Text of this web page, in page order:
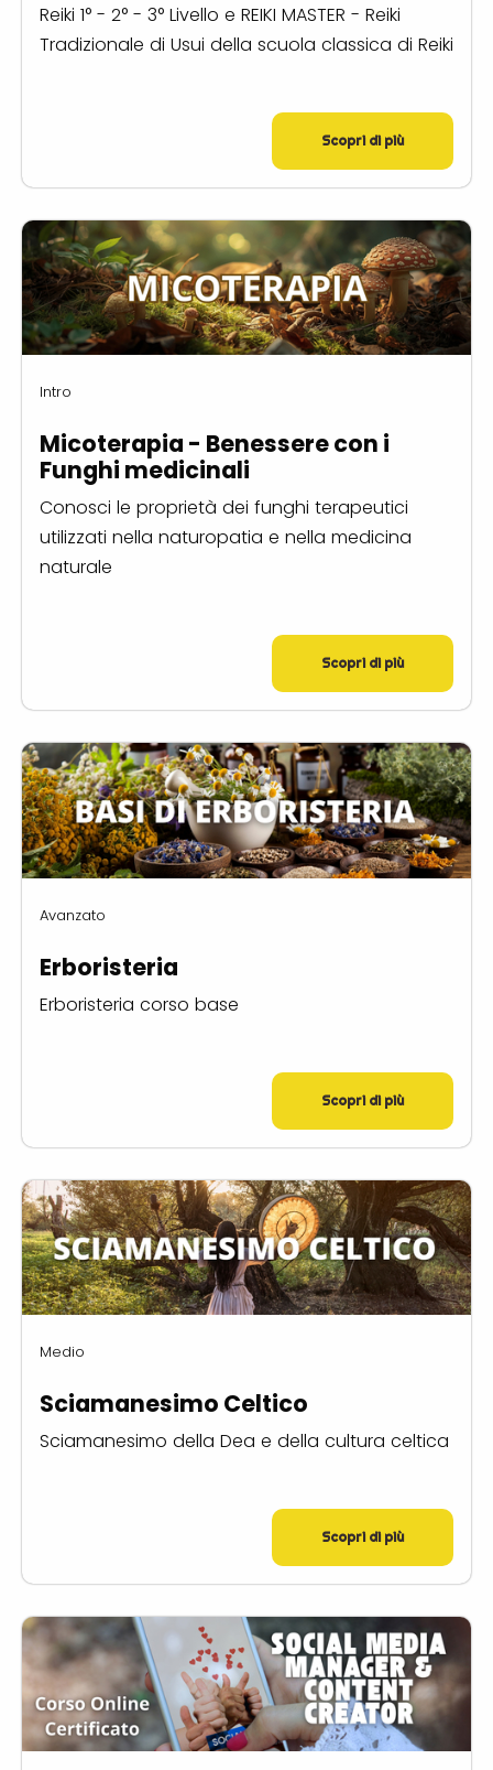
Reiki 1° - 2° - 3° Livello e REIKI MASTER - Reiki
Tradizionale di Usui della scuola classica di Reiki
Scopri di più
Intro
Micoterapia - Benessere con i
Funghi medicinali
Conosci le proprietà dei funghi terapeutici
utilizzati nella naturopatia e nella medicina
naturale
Scopri di più
Avanzato
Erboristeria
Erboristeria corso base
Scopri di più
Medio
Sciamanesimo Celtico
Sciamanesimo della Dea e della cultura celtica
Scopri di più